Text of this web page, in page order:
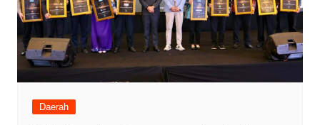
Daerah